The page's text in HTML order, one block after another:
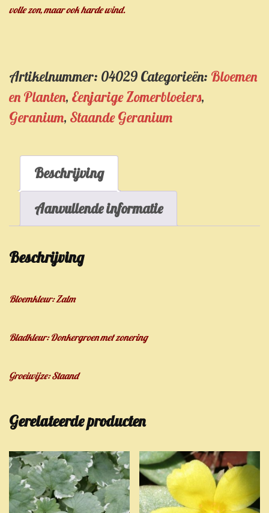
volle zon, maar ook harde wind.
Artikelnummer: 04029 Categorieën: Bloemen
en Planten, Eenjarige Zomerbloeiers,
Geranium, Staande Geranium
Beschrijving
Aanvullende informatie
Beschrijving
Bloemkleur: Zalm
Bladkleur: Donkergroen met zonering
Groeiwijze: Staand
Gerelateerde producten